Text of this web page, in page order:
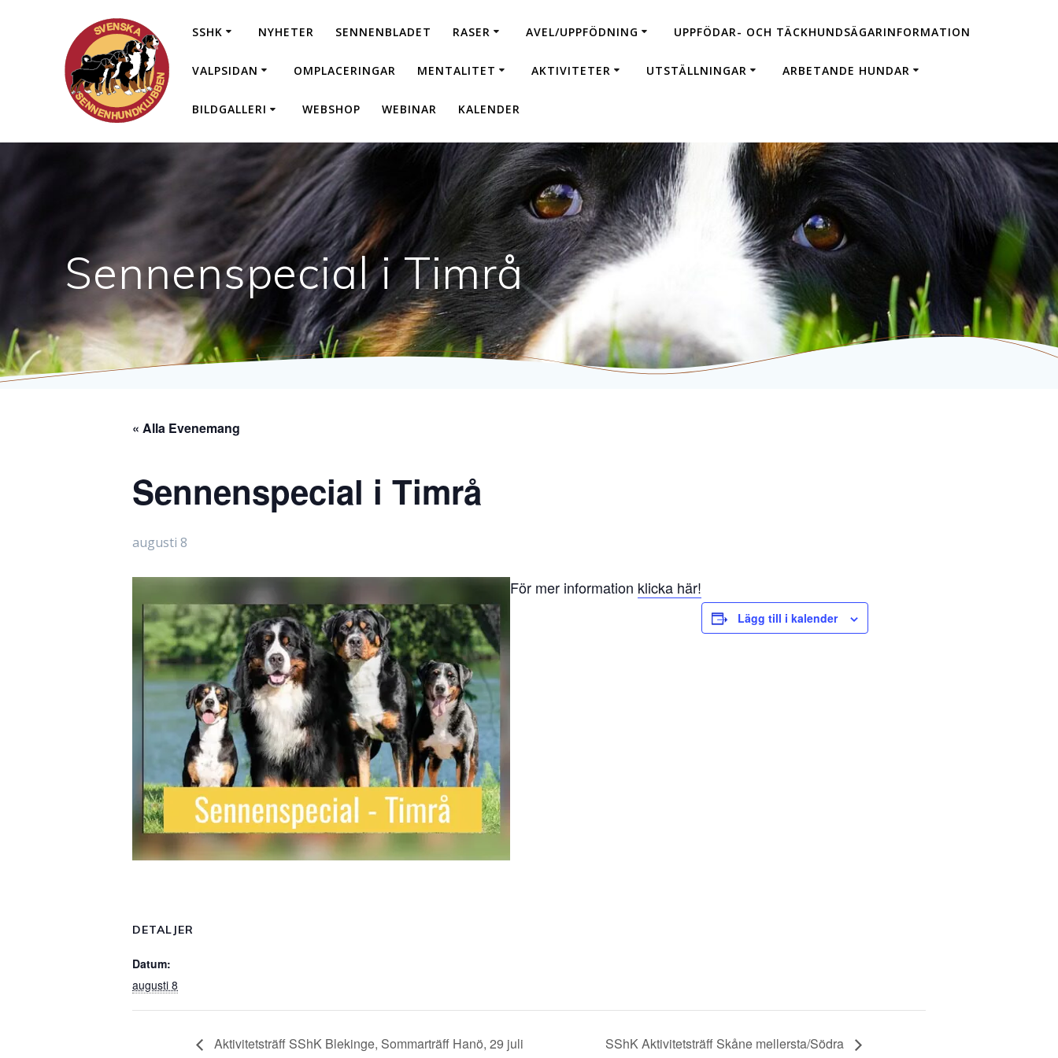
SSHK NYHETER SENNENBLADET RASER AVEL/UPPFÖDNING UPPFÖDAR- OCH TÄCKHUNDSÄGARINFORMATION
VALPSIDAN OMPLACERINGAR MENTALITET AKTIVITETER UTSTÄLLNINGAR ARBETANDE HUNDAR
BILDGALLERI WEBSHOP WEBINAR KALENDER
Sennenspecial i Timrå
« Alla Evenemang
Sennenspecial i Timrå
augusti 8
För mer information klicka här!
Lägg till i kalender
DETALJER
Datum:
augusti 8
Aktivitetsträff SShK Blekinge, Sommarträff Hanö, 29 juli SShK Aktivitetsträff Skåne mellersta/Södra